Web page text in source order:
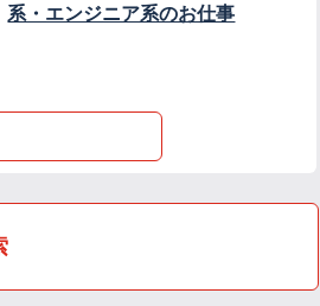
系・エンジニア系のお仕事